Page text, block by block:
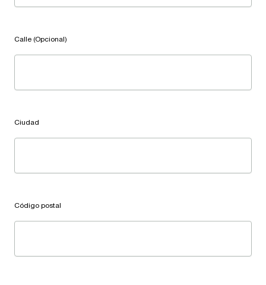
Calle (Opcional)
Ciudad
Código postal